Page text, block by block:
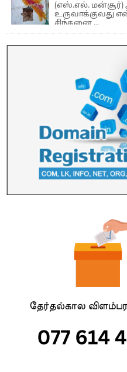
(எஸ்.எல்.
உருவாக்குவது
சிந்தனை ...